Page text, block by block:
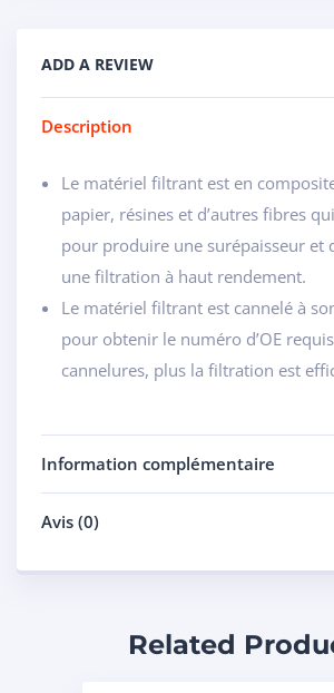
ADD A REVIEW
Description
Le matériel filtrant est en
papier, résines et d’autres fibres
pour produire une surépaisseur et
une filtration à haut rendement.
Le matériel filtrant est cannelé à
pour obtenir le numéro d’OE
cannelures, plus la filtration est
Information complémentaire
Avis (0)
Related